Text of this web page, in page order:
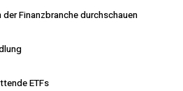
Finanzbranche durchschauen
ETFs